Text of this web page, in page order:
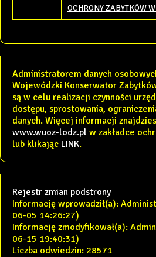
OCHRONY ZABYTKÓW
Administratorem danych
Wojewódzki Konserwator
są w celu realizacji czynności
dostępu, sprostowania,
danych. Więcej informacji
www.wuoz-lodz.pl w zakładce
lub klikając LINK.
Rejestr zmian podstrony
Informację wprowadził(a):
06-05 14:26:27)
Informację zmodyfikował(a):
06-15 19:40:31)
Liczba odwiedzin: 28571